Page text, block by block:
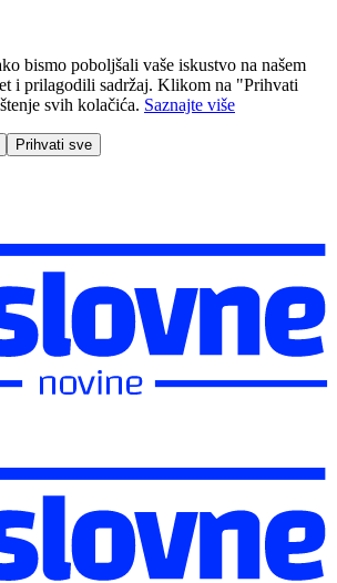
bismo poboljšali vaše iskustvo na našem
i prilagodili sadržaj. Klikom na "Prihvati
svih kolačića. Saznajte više
Prihvati sve